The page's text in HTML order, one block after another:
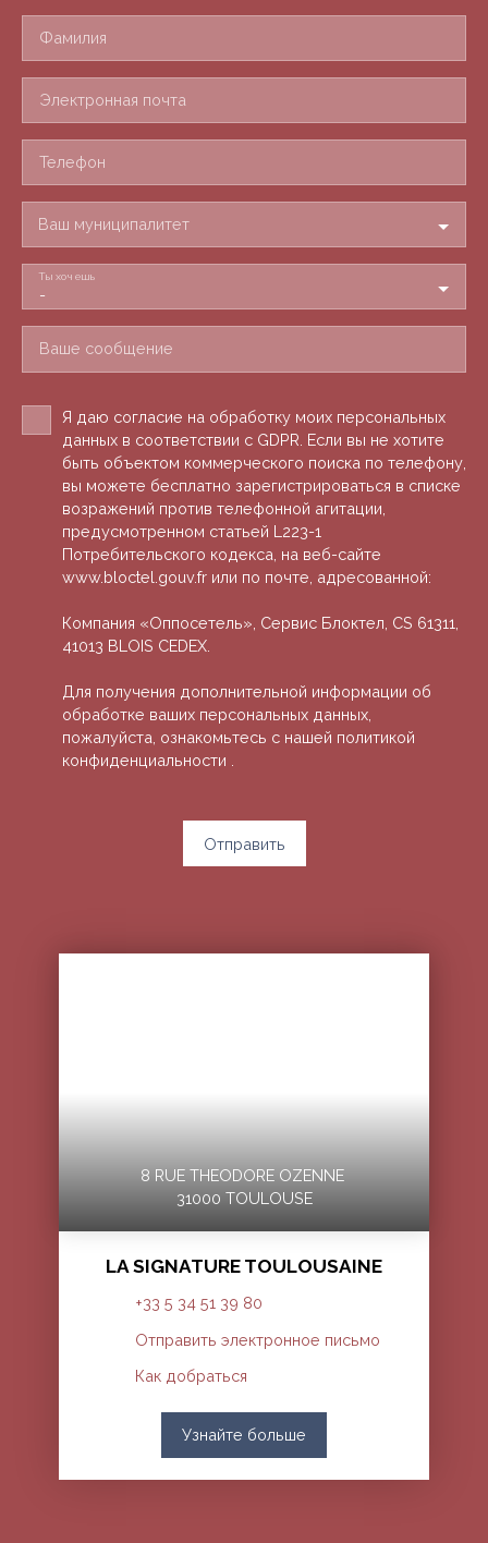
Фамилия
Электронная почта
Телефон
Ваш муниципалитет
-
Ты хочешь
Ваше сообщение
Я даю согласие на обработку моих персональных
данных в соответствии с GDPR. Если вы не хотите
быть объектом коммерческого поиска по телефону,
вы можете бесплатно зарегистрироваться в списке
возражений против телефонной агитации,
предусмотренном статьей L223-1
Потребительского кодекса, на веб-сайте
www.bloctel.gouv.fr или по почте, адресованной:
Компания «Оппосетель», Сервис Блоктел, CS 61311,
41013 BLOIS CEDEX.
Для получения дополнительной информации об
обработке ваших персональных данных,
пожалуйста, ознакомьтесь с нашей политикой
конфиденциальности
Отправить
8 RUE THEODORE OZENNE
31000 TOULOUSE
LA SIGNATURE TOULOUSAINE
+33 5 34 51 39 80
Отправить электронное письмо
Как добраться
Узнайте больше